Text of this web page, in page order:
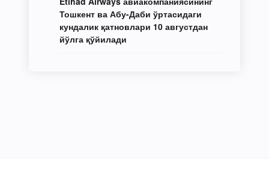
Тошкент ва Абу-Даби ўртасидаги
кундалик қатновлари 10 августдан
йўлга қўйилади